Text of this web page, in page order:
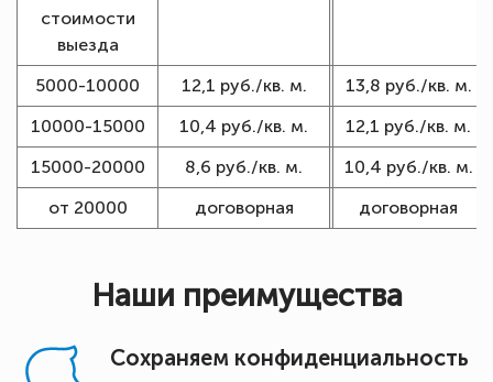
стоимости
выезда
5000-10000
12,1 руб./кв. м.
13,8 руб./кв. м.
10000-15000
10,4 руб./кв. м.
12,1 руб./кв. м.
15000-20000
8,6 руб./кв. м.
10,4 руб./кв. м.
от 20000
договорная договорная
Наши преимущества
Сохраняем конфиденциальность